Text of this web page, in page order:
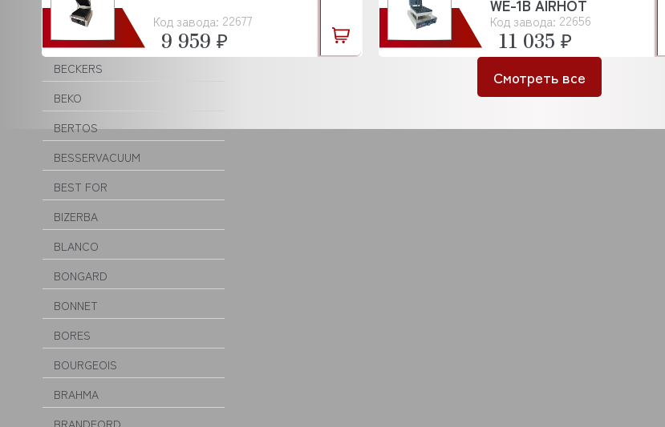
BASSANINA
BEAR VARIMIXER
BECKERS
BEKO
BERTOS
BESSERVACUUM
BEST FOR
BIZERBA
BLANCO
BONGARD
BONNET
BORES
BOURGEOIS
BRAHMA
BRANDFORD
Код завода: 22677
9 959 ₽
Код завода: 22656
WE-1B AIRHOT
11 035 ₽
Смотреть все